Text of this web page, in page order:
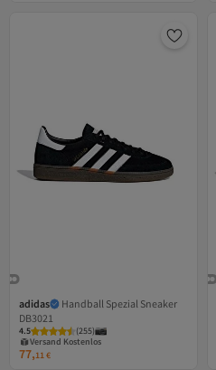
adidas
Handball Spezial Sneaker
DB3021
4.5 (255)
Versand Kostenlos
Gratis Versand
Versand Kostenlos
77,11€